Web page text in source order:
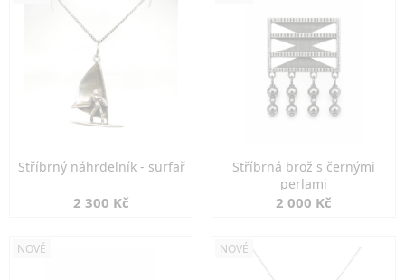
Stříbrný náhrdelník - surfař
2 300 Kč
Stříbrná brož s černými
perlami
2 000 Kč
NOVÉ NOVÉ